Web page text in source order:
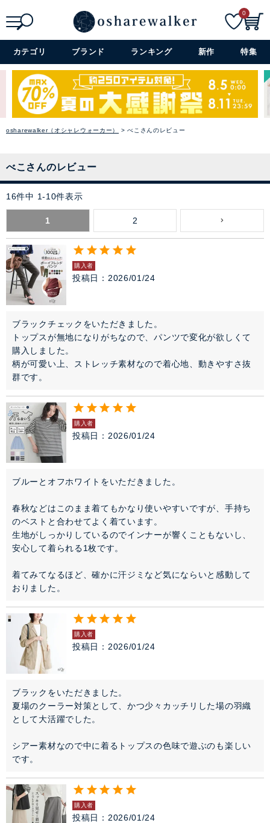
詳細検索+
0
カテゴリ ブランド ランキング 新作 特集
osharewalker（オシャレウォーカー） べこさんのレビュー
べこさんのレビュー
16件中 1-10件表示
1 2
購入者
投稿日 2026/01/24
ブラックチェックをいただきました。
トップスが無地になりがちなので、パンツで変化が欲しくて
購入しました。
柄が可愛い上、ストレッチ素材なので着心地、動きやすさ抜
群です。
購入者
投稿日 2026/01/24
ブルーとオフホワイトをいただきました。
春秋などはこのまま着てもかなり使いやすいですが、手持ち
のベストと合わせてよく着ています。
生地がしっかりしているのでインナーが響くこともないし、
安心して着られる1枚です。
着てみてなるほど、確かに汗ジミなど気にならいと感動して
おりました。
購入者
投稿日 2026/01/24
ブラックをいただきました。
夏場のクーラー対策として、かつ少々カッチリした場の羽織
として大活躍でした。
シアー素材なので中に着るトップスの色味で遊ぶのも楽しい
です。
購入者
投稿日 2026/01/24